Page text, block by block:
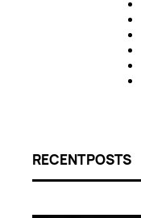
RECENT POSTS